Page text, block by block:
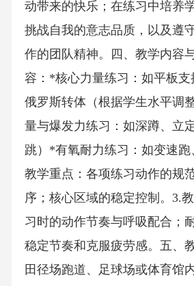
动带来的快乐；在练习中培养
挑战自我的意志品质，以及遵
作的团队精神。四、教学内容
容：*核心力量练习：如平板支
俄罗斯转体（根据学生水平调
量与爆发力练习：如深蹲、立
跳）*有氧耐力练习：如变速跑
教学重点：各项练习动作的规
序；核心区域的稳定控制。3.
习时的动作节奏与呼吸配合；
稳定节奏和克服疲劳感。五、
田径场跑道、足球场或体育馆